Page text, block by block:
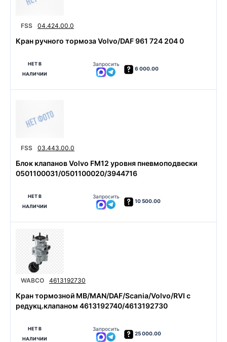
FSS 04.424.00.0
Кран ручного тормоза Volvo/DAF 961 724 204 0
НЕТ В
НАЛИЧИИ
Запросить
6 000.00
FSS 03.443.00.0
Блок клапанов Volvo FM12 уровня пневмоподвески
0501100031/0501100020/3944716
НЕТ В
НАЛИЧИИ
Запросить
10 500.00
WABCO 4613192730
Кран тормозной MB/MAN/DAF/Scania/Volvo/RVI с
редукц.клапаном 4613192740/4613192730
НЕТ В
НАЛИЧИИ
Запросить
25 000.00